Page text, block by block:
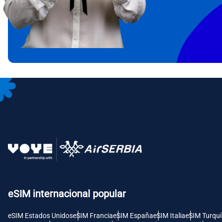
eSIM internacional popular
eSIM Estados UnidoseSIM FranciaeSIM EspañaeSIM ItaliaeSIM
IDR